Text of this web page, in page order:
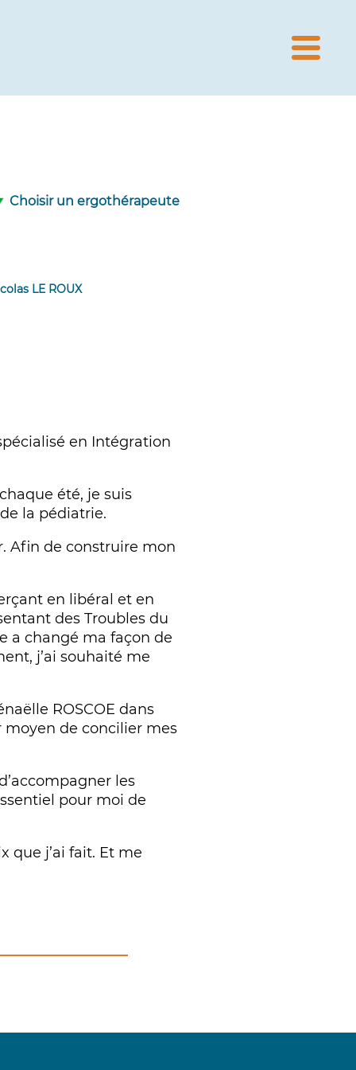
Choisir un ergothérapeute
LE ROUX
en Intégration
été, je suis
la pédiatrie.
Afin de construire mon
en libéral et en
des Troubles du
a changé ma façon de
j’ai souhaité me
ROSCOE dans
moyen de concilier mes
les
pour moi de
que j’ai fait. Et me